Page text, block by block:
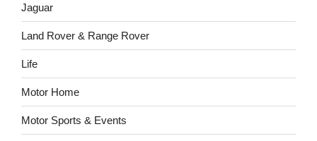
Jaguar
Land Rover & Range Rover
Life
Motor Home
Motor Sports & Events